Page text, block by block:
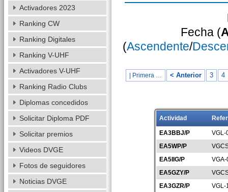
Fecha (
(Ascendente/
| Primera … < Anterior 3 4
Actividad
EA3BBJ/P
VGL-
EA5WP/P
EA5IIG/P
EA5GZY/P
EA3GZR/P
VGL-
Activadores 2023
Ranking CW
Ranking Digitales
Ranking V-UHF
Activadores V-UHF
Ranking Radio Clubs
Diplomas concedidos
Solicitar Diploma PDF
Solicitar premios
Videos DVGE
Fotos de seguidores
Noticias DVGE